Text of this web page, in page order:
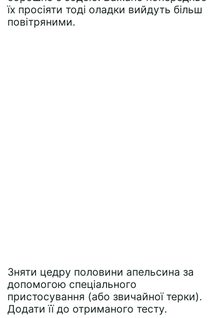
їх просіяти тоді оладки вийдуть більш
повітряними.
Зняти цедру половини апельсина за
допомогою спеціального
пристосування (або звичайної терки).
Додати її до отриманого тесту.